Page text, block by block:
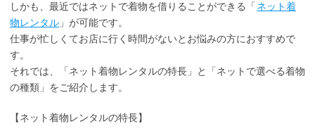
しかも、最近ではネットで着物を借りることができる「 ネット着
物レンタル 」が可能です。
仕事が忙しくてお店に行く時間がないとお悩みの方におすすめで
す。
それでは、「ネット着物レンタルの特長」と「ネットで選べる着物
の種類」をご紹介します。
【ネット着物レンタルの特長】